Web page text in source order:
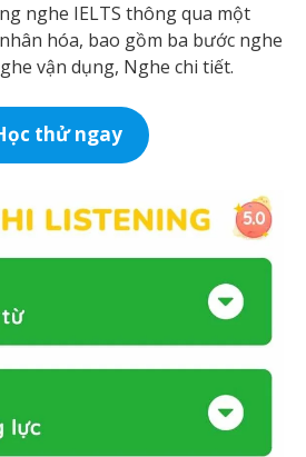
nghe IELTS thông qua một
hóa, bao gồm ba bước nghe
vận dụng, Nghe chi tiết.
thử ngay